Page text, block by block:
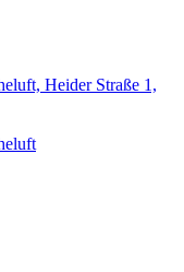
Heider Straße 1,